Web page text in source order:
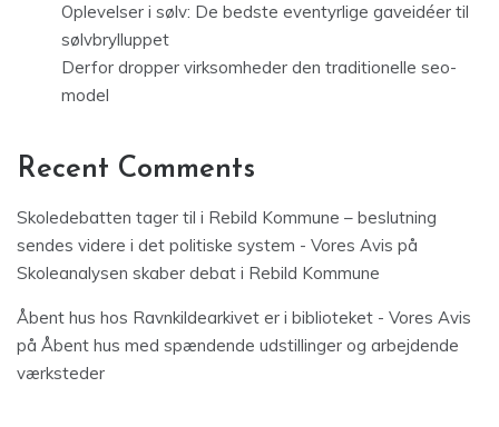
Oplevelser i sølv: De bedste eventyrlige gaveidéer til
sølvbrylluppet
Derfor dropper virksomheder den traditionelle seo-
model
Recent Comments
Skoledebatten tager til i Rebild Kommune – beslutning
sendes videre i det politiske system - Vores Avis på
Skoleanalysen skaber debat i Rebild Kommune
Åbent hus hos Ravnkildearkivet er i biblioteket - Vores Avis
på Åbent hus med spændende udstillinger og arbejdende
værksteder